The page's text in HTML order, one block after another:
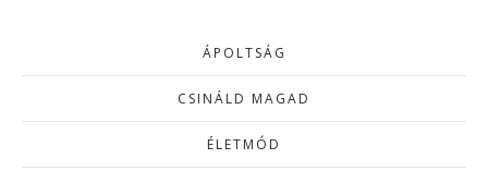
ÁPOLTSÁG
CSINÁLD MAGAD
ÉLETMÓD